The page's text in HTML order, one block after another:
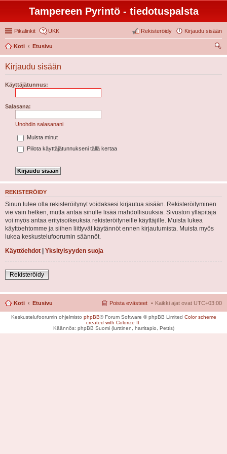
Tampereen Pyrintö - tiedotuspalsta
Pikalinkit UKK Kirjaudu sisään
Rekisteröidy
Koti
Etusivu
tsi
Kirjaudu sisään
Käyttäjätunnus:
Salasana:
Unohdin salasanani
Muista minut
Piilota käyttäjätunnukseni tällä kertaa
REKISTERÖIDY
Sinun tulee olla rekisteröitynyt voidaksesi kirjautua sisään. Rekisteröityminen
vie vain hetken, mutta antaa sinulle lisää mahdollisuuksia. Sivuston ylläpitäjä
voi myös antaa erityisoikeuksia rekisteröityneille käyttäjille. Muista lukea
käyttöehtomme ja siihen liittyvät käytännöt ennen kirjautumista. Muista myös
lukea keskustelufoorumin säännöt.
Käyttöehdot | Yksityisyyden suoja
Rekisteröidy
Koti Etusivu Kaikki ajat ovat UTC+03:00
Poista evästeet
Keskustelufoorumin ohjelmisto phpBB® Forum Software © phpBB Limited Color scheme
created with Colorize It
Käännös: phpBB Suomi (lurttinen, harritapio, Pettis)